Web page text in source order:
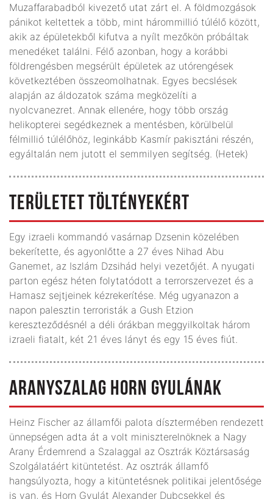
Muzaffarabadból kivezető utat zárt el. A földmozgások
pánikot keltettek a több, mint hárommillió túlélő között,
akik az épületekből kifutva a nyílt mezőkön próbáltak
menedéket találni. Félő azonban, hogy a korábbi
földrengésben megsérült épületek az utórengések
következtében összeomolhatnak. Egyes becslések
alapján az áldozatok száma megközelíti a
nyolcvanezret. Annak ellenére, hogy több ország
helikopterei segédkeznek a mentésben, körülbelül
félmillió túlélőhöz, leginkább Kasmír pakisztáni részén,
egyáltalán nem jutott el semmilyen segítség. (Hetek)
TERÜLETET TÖLTÉNYEKÉRT
Egy izraeli kommandó vasárnap Dzsenin közelében
bekerítette, és agyonlőtte a 27 éves Nihad Abu
Ganemet, az Iszlám Dzsihád helyi vezetőjét. A nyugati
parton egész héten folytatódott a terrorszervezet és a
Hamasz sejtjeinek kézrekerítése. Még ugyanazon a
napon palesztin terroristák a Gush Etzion
kereszteződésnél a déli órákban meggyilkoltak három
izraeli fiatalt, két 21 éves lányt és egy 15 éves fiút.
ARANYSZALAG HORN GYULÁNAK
Heinz Fischer az államfői palota dísztermében rendezett
ünnepségen adta át a volt miniszterelnöknek a Nagy
Arany Érdemrend a Szalaggal az Osztrák Köztársaság
Szolgálatáért kitüntetést. Az osztrák államfő
hangsúlyozta, hogy a kitüntetésnek politikai jelentősége
is van, és Horn Gyulát Alexander Dubcsekkel és